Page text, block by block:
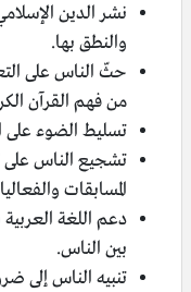
نشر الدين
والنطق بها.
حثّ الناس على
من فهم القرآن
تسليط الضوء على
تشجيع الناس على
المسابقات
دعم اللغة العربية
بين الناس.
تنبيه الناس إلى